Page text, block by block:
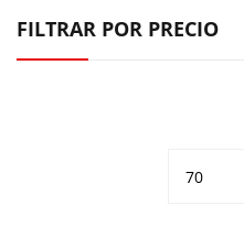
FILTRAR POR PRECIO